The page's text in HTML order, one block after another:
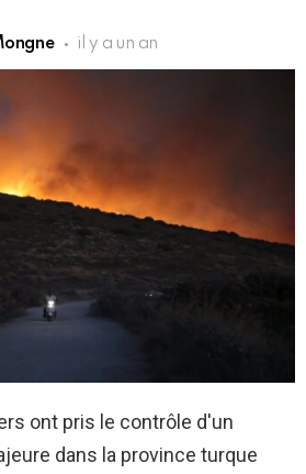
il y a un an
ont pris le contrôle d'un
dans la province turque